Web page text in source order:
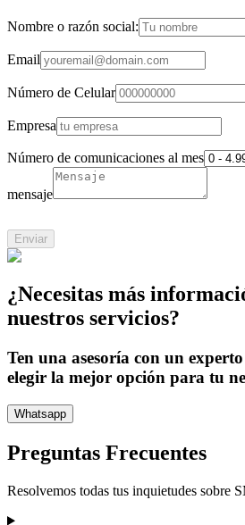
Nombre o razón social:
Email
Número de Celular
Empresa
Número de comunicaciones al mes
mensaje
Enviar
¿Necesitas más
nuestros servicios?
Ten una asesoría con un
elegir la mejor opción para tu
Whatsapp
Preguntas Frecuentes
Resolvemos todas tus inquietudes sobre